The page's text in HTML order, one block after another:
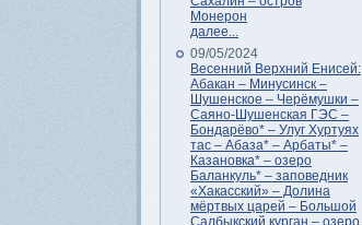
Монерон
далее...
09/05/2024
Весенний Верхний Енисей:
Абакан – Минусинск –
Шушенское – Черёмушки –
Саяно-Шушенская ГЭС –
Бондарёво* – Улуг Хуртуях
тас – Абаза* – Арбаты* –
Казановка* – озеро
Баланкуль* – заповедник
«Хакасский» – Долина
мёртвых царей – Большой
Салбыкский курган – озеро